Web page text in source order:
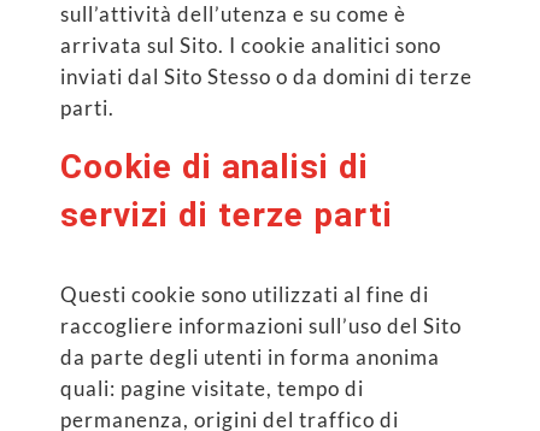
sull’attività dell’utenza e su come è
arrivata sul Sito. I cookie analitici sono
inviati dal Sito Stesso o da domini di terze
parti.
Cookie di analisi di
servizi di terze parti
Questi cookie sono utilizzati al fine di
raccogliere informazioni sull’uso del Sito
da parte degli utenti in forma anonima
quali: pagine visitate, tempo di
permanenza, origini del traffico di